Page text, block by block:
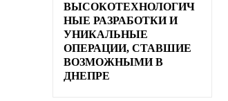
ВЫСОКОТЕХНОЛОГИЧ
НЫЕ РАЗРАБОТКИ И
УНИКАЛЬНЫЕ
ОПЕРАЦИИ, СТАВШИЕ
ВОЗМОЖНЫМИ В
ДНЕПРЕ